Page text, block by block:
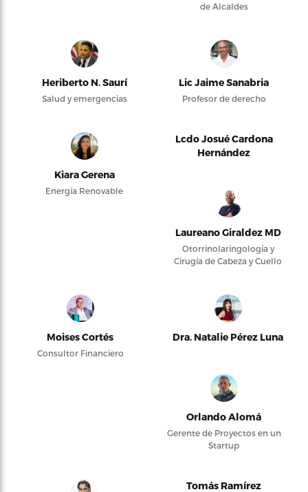
de Alcaldes
Heriberto N. Saurí
Salud y emergencias
Lic Jaime Sanabria
Profesor de derecho
Kiara Gerena
Energía Renovable
Lcdo Josué Cardona
Hernández
Laureano Giraldez MD
Otorrinolaringología y
Cirugía de Cabeza y Cuello
Moises Cortés
Consultor Financiero
Dra. Natalie Pérez Luna
Orlando Alomá
Gerente de Proyectos en un
Startup
Tomás Ramírez